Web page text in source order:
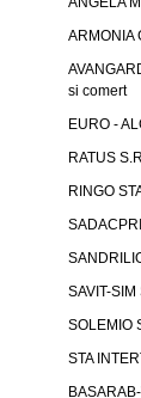
ARMONIA
si comert
EURO -
RATUS
RINGO
SAVIT-SIM
SOLEMIO
STA